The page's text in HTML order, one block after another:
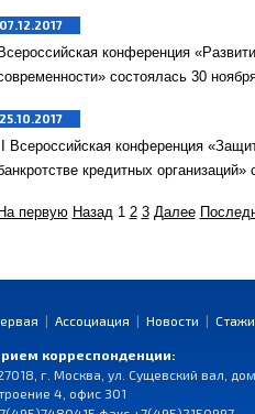
конференция
состоялась 30
Всероссийская конференция
кредитных
первую Назад 1 2 3 Далее
| Ассоциация | Новости |
корреспонденции:
г. Москва, ул. Сущевский вал, дом
4, офис 301